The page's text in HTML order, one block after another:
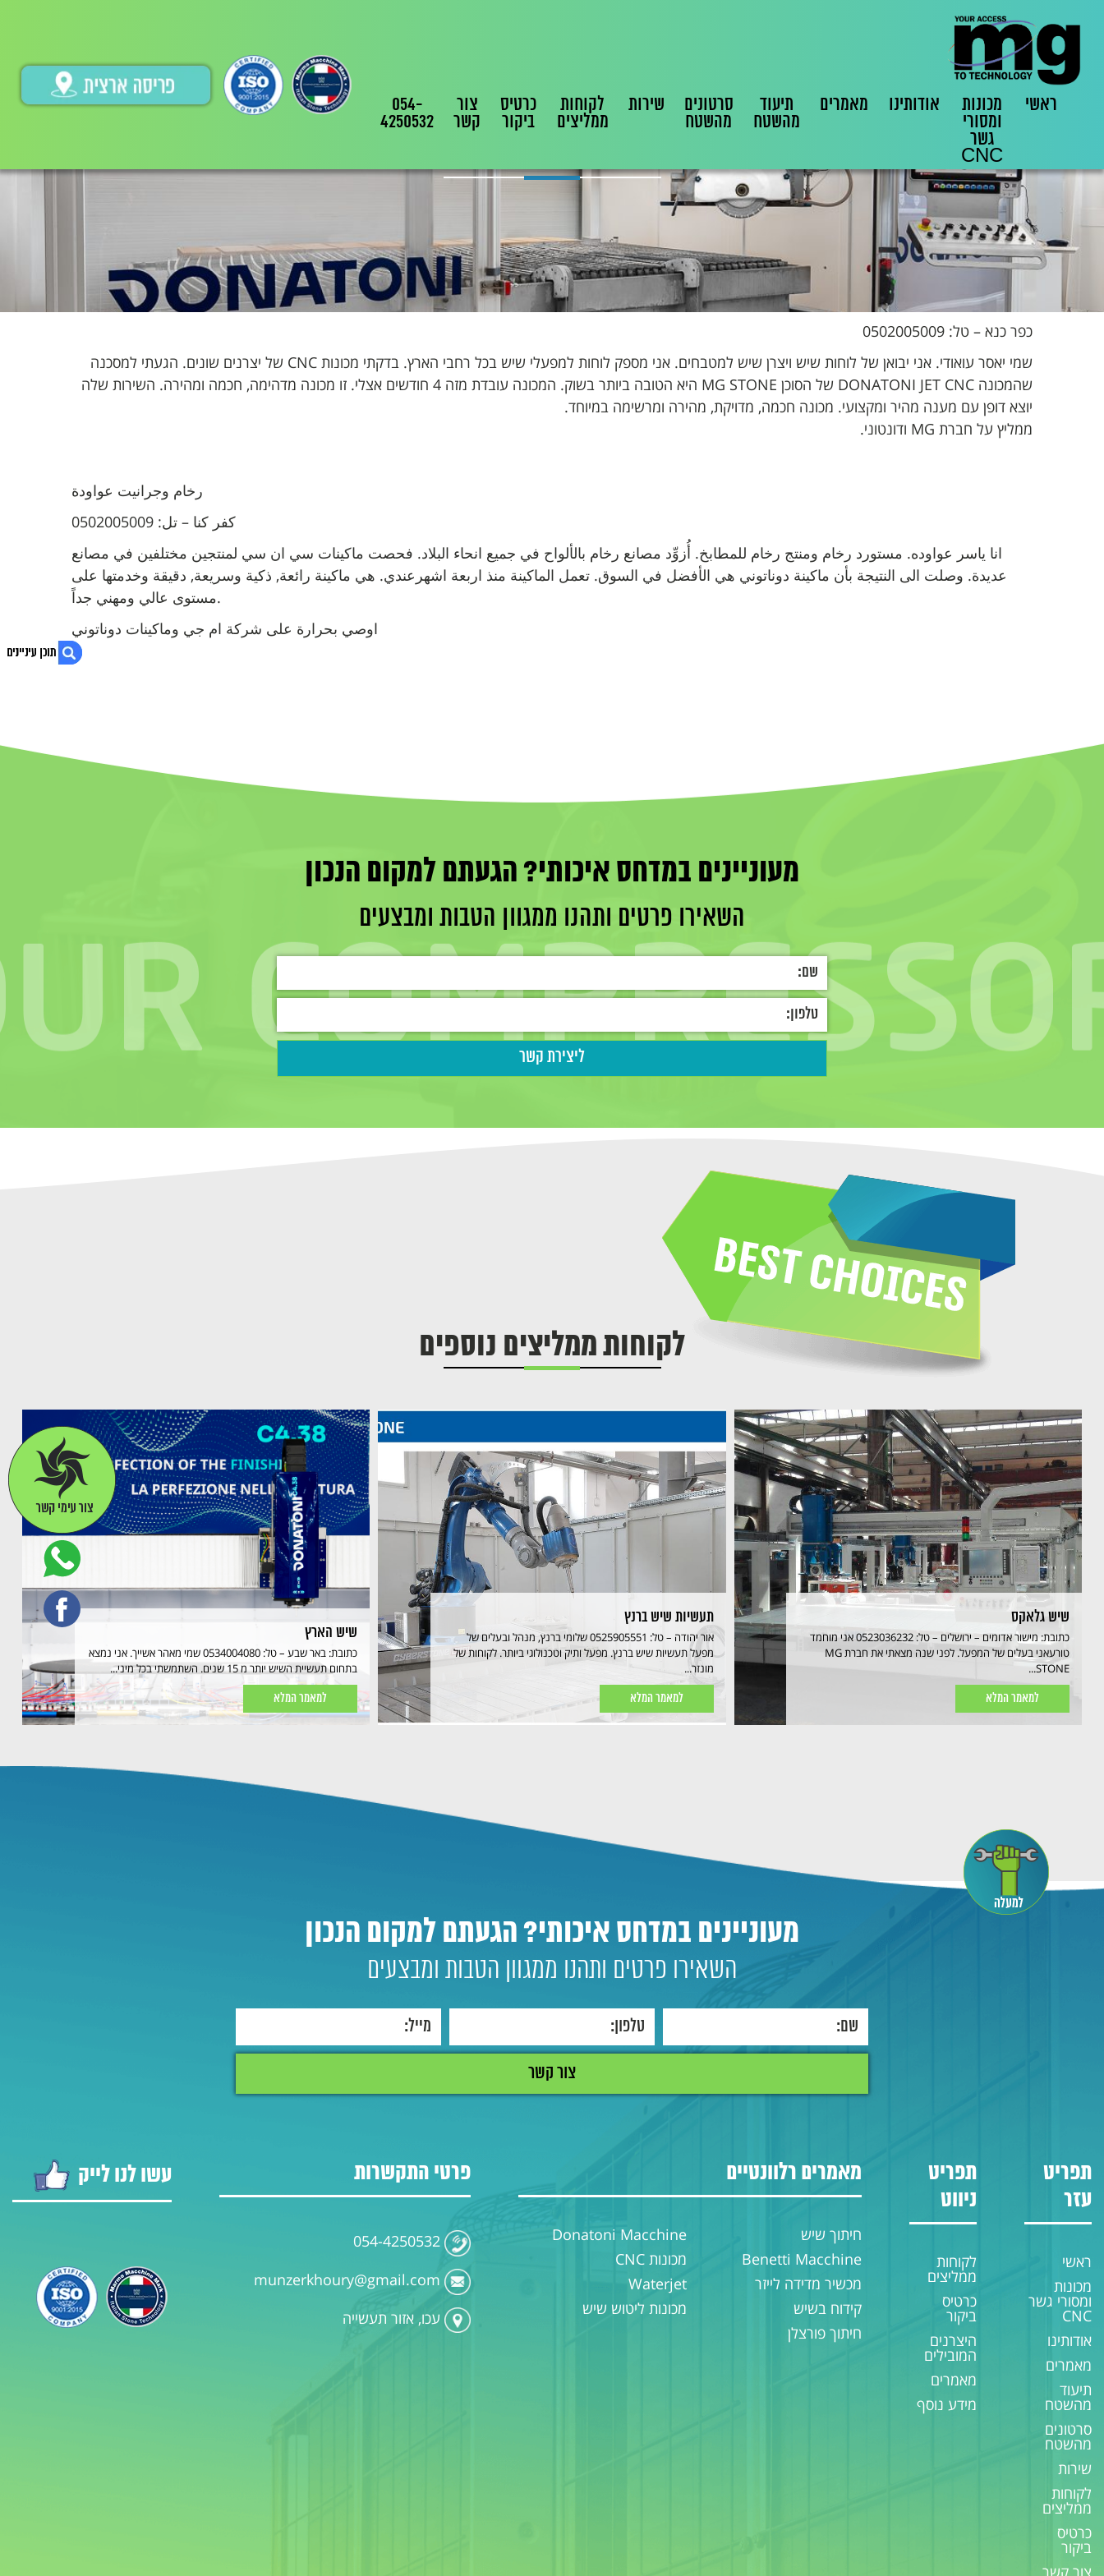
ראשי מכונות
ומסורי
גשר
CNC
אודותינו מאמרים תיעוד
מהשטח
סרטונים
מהשטח
שירות לקוחות
ממליצים
כרטיס
ביקור
צור
קשר
054-
4250532
כפר כנא – טל: 0502005009
שמי יאסר עואודי. אני יבואן של לוחות שיש ויצרן שיש למטבחים. אני מספק לוחות למפעלי שיש בכל רחבי הארץ. בדקתי מכונות CNC של יצרנים שונים. הגעתי למסכנה
שהמכונה DONATONI JET CNC של הסוכן MG STONE היא הטובה ביותר בשוק. המכונה עובדת מזה 4 חודשים אצלי. זו מכונה מדהימה, חכמה ומהירה. השירות שלה
יוצא דופן עם מענה מהיר ומקצועי. מכונה חכמה, מדויקת, מהירה ומרשימה במיוחד.
ממליץ על חברת MG ודונטוני.
رخام وجرانيت عواودة
كفر كنا – تل: 0502005009
انا ياسر عواوده. مستورد رخام ومنتج رخام للمطابخ. أُزوِّد مصانع رخام بالألواح في جميع انحاء البلاد. فحصت ماكينات سي ان سي لمنتجين مختلفين في مصانع
عديدة. وصلت الى النتيجة بأن ماكينة دوناتوني هي الأفضل في السوق. تعمل الماكينة منذ اربعة اشهرعندي. هي ماكينة رائعة, ذكية وسريعة, دقيقة وخدمتها على
مستوى عالي ومهني جداً.
اوصي بحرارة على شركة ام جي وماكينات دوناتوني
מעוניינים במדחס איכותי? הגעתם למקום הנכון
השאירו פרטים ותהנו ממגוון הטבות ומבצעים
לקוחות ממליצים נוספים
שיש גלאקס
כתובת: מישור אדומים – ירושלים – טל: 0523036232 אני מוחמד
טורעאני בעלים של המפעל. לפני שנה מצאתי את חברת MG
STONE...
למאמר המלא
תעשיות שיש ברנץ
אור יהודה – טל: 0525905551 שלומי ברנץ, מנהל ובעלים של
מפעל תעשיות שיש ברנץ. מפעל ותיק וטכנולוגי ביותר. לקוחות של
מונזר...
למאמר המלא
שיש הארץ
כתובת: באר שבע – טל: 0534004080 שמי מאהר אשייך. אני נמצא
בתחום תעשיית השיש יותר מ 15 שנים. השתמשתי בכל מיני...
למאמר המלא
מעוניינים במדחס איכותי? הגעתם למקום הנכון
השאירו פרטים ותהנו ממגוון הטבות ומבצעים
תפריט
עזר
ראשי
מכונות
ומסורי גשר
CNC
אודותינו
מאמרים
תיעוד
מהשטח
סרטונים
מהשטח
שירות
לקוחות
ממליצים
כרטיס
ביקור
צור קשר
תפריט
ניווט
לקוחות
ממליצים
כרטיס
ביקור
היצרנים
המובילים
מאמרים
מידע נוסף
מאמרים רלוונטיים
חיתוך שיש
Donatoni Macchine
Benetti Macchine
מכונות CNC
מכשיר מדידה לייזר
Waterjet
קידוח בשיש
מכונות ליטוש שיש
חיתוך פורצלן
פרטי התקשרות
054-4250532
munzerkhoury@gmail.com
עכו, אזור תעשייה
עשו לנו לייק